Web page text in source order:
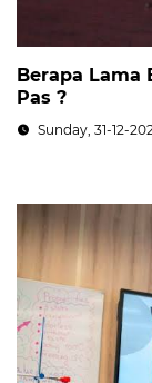
Berapa Lama
Pas ?
Sunday, 31-12-